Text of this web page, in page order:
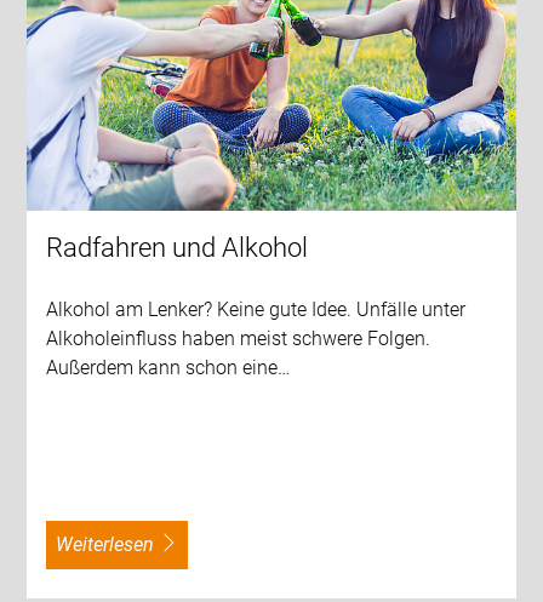
Radfahren und Alkohol
Alkohol am Lenker? Keine gute Idee. Unfälle unter
Alkoholeinfluss haben meist schwere Folgen.
Außerdem kann schon eine…
weiterlesen